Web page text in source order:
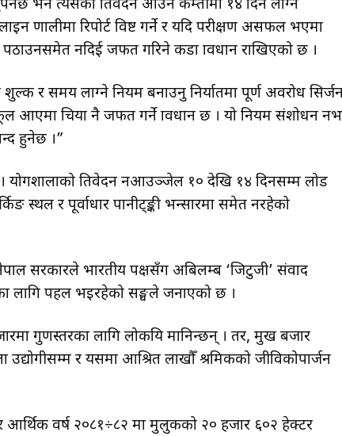
भने त्यसको प्रतिवेदन आउन कम्तीमा १४ दिन लाग्ने
प्रणालीमा रिपोर्ट प्रविष्ट गर्ने र यदि परीक्षण असफल भएमा
नदिई जफत गरिने कडा प्रावधान राखिएको छ ।
र समय लाग्ने नियम बनाउनु निर्यातमा पूर्ण अवरोध
आएमा चिया नै जफत गर्ने प्रावधान छ । यो नियम संशोधन
हुनेछ ।”
प्रतिवेदन नआउञ्जेल १० देखि १४ दिनसम्म लोड
स्थल र पूर्वाधार पानीट्ङ्की भन्सारमा समेत नरहेको
सरकारले भारतीय पक्षसँग अबिलम्ब ‘जिटुजी’ संवाद
लागि पहल भइरहेको सङ्घले जनाएको छ ।
गुणस्तरका लागि लोकप्रिय मानिन्छन् । तर, प्रमुख बजार
र यसमा आश्रित लाखौँ श्रमिकको जीविकोपार्जन
आर्थिक वर्ष २०८१÷८२ मा मुलुकको २० हजार ६०२ हेक्टर